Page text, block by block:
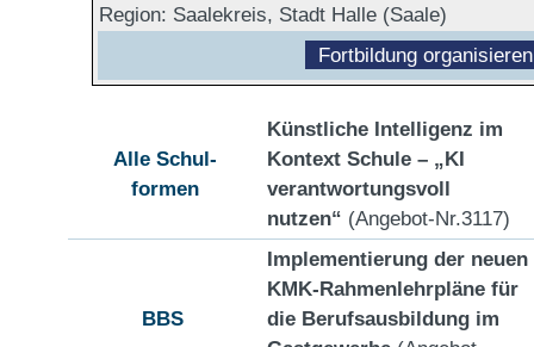
Region: Saalekreis, Stadt Halle (Saale)
Fortbildung organisieren
Alle Schul-
formen
Künstliche Intelligenz im
Kontext Schule – „KI
verantwortungsvoll
nutzen“ (Angebot-Nr.3117)
BBS
Implementierung der neuen
KMK-Rahmenlehrpläne für
die Berufsausbildung im